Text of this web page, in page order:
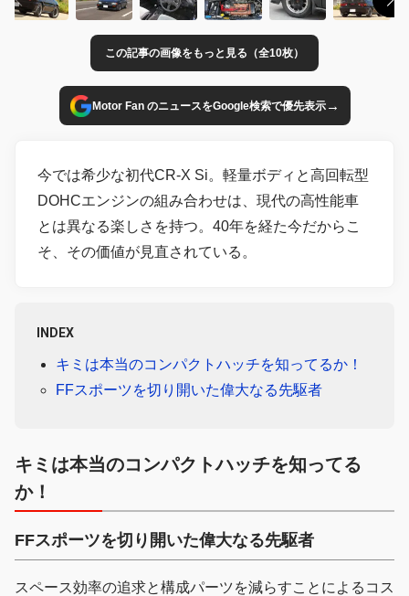
この記事の画像をもっと見る（全10枚）
Motor Fan のニュースをGoogle検索で優先表示→
今では希少な初代CR-X Si。軽量ボディと高回転型
DOHCエンジンの組み合わせは、現代の高性能車
とは異なる楽しさを持つ。40年を経た今だからこ
そ、その価値が見直されている。
INDEX
キミは本当のコンパクトハッチを知ってるか！
FFスポーツを切り開いた偉大なる先駆者
キミは本当のコンパクトハッチを知ってる
か！
FFスポーツを切り開いた偉大なる先駆者
スペース効率の追求と構成パーツを減らすことによるコス